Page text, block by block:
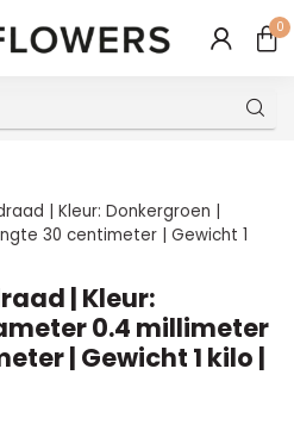
0
| Kleur: Donkergroen |
30 centimeter | Gewicht 1
| Kleur:
0.4 millimeter
| Gewicht 1 kilo |